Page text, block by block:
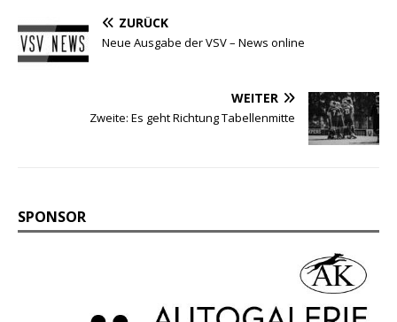
ZURÜCK
Neue Ausgabe der VSV – News online
WEITER
Zweite: Es geht Richtung Tabellenmitte
SPONSOR